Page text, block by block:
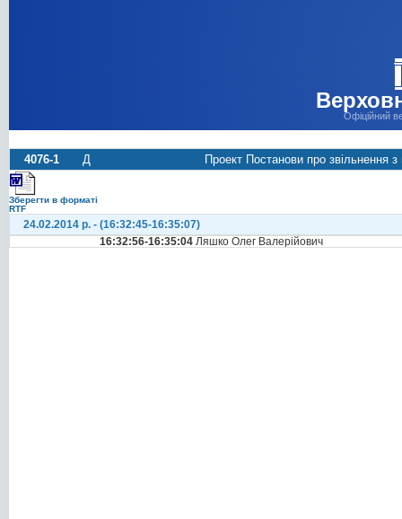
Офіційний
4076-1 Д Проект Постанови про звільнення
Зберегти в форматі
RTF
24.02.2014 р. - (16:32:45-16:35:07)
16:32:56-16:35:04 Ляшко Олег Валерійович